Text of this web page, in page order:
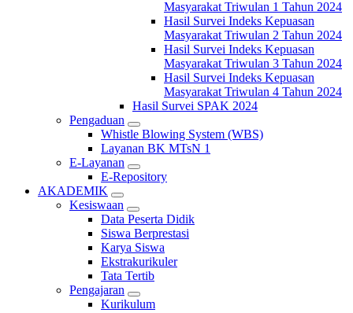
Masyarakat Triwulan 1 Tahun 2024
Hasil Survei Indeks Kepuasan
Masyarakat Triwulan 2 Tahun 2024
Hasil Survei Indeks Kepuasan
Masyarakat Triwulan 3 Tahun 2024
Hasil Survei Indeks Kepuasan
Masyarakat Triwulan 4 Tahun 2024
Hasil Survei SPAK 2024
Pengaduan
Whistle Blowing System (WBS)
Layanan BK MTsN 1
E-Layanan
E-Repository
AKADEMIK
Kesiswaan
Data Peserta Didik
Siswa Berprestasi
Karya Siswa
Ekstrakurikuler
Tata Tertib
Pengajaran
Kurikulum